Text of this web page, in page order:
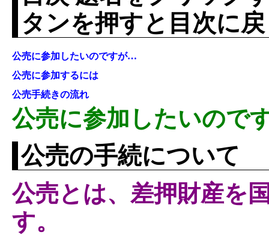
タンを押すと目次に
公売に参加したいのですが…
公売に参加するには
公売手続きの流れ
公売に参加したいので
公売の手続について
公売とは、差押財産を
す。